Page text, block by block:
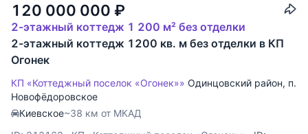
120 000 000 ₽
2-этажный коттедж 1 200 м² без отделки
2-этажный коттедж 1200 кв. м без отделки в КП
Огонек
КП «Коттеджный поселок «Огонек»» Одинцовский район, п.
Новофёдоровское
Киевское~38 км от МКАД